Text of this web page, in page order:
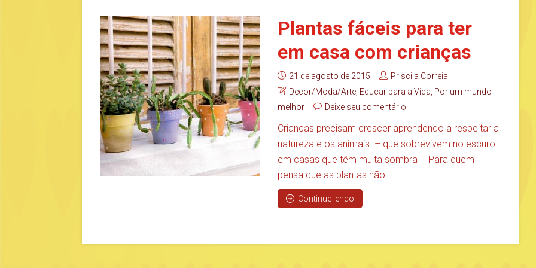
Plantas fáceis para ter
em casa com crianças
21 de agosto de 2015
Priscila Correia
Decor/Moda/Arte Educar para a Vida Por um mundo
melhor
Deixe seu comentário
Crianças precisam crescer aprendendo a respeitar a
natureza e os animais. – que sobrevivem no escuro:
em casas que têm muita sombra – Para quem
pensa que as plantas não...
Continue lendo